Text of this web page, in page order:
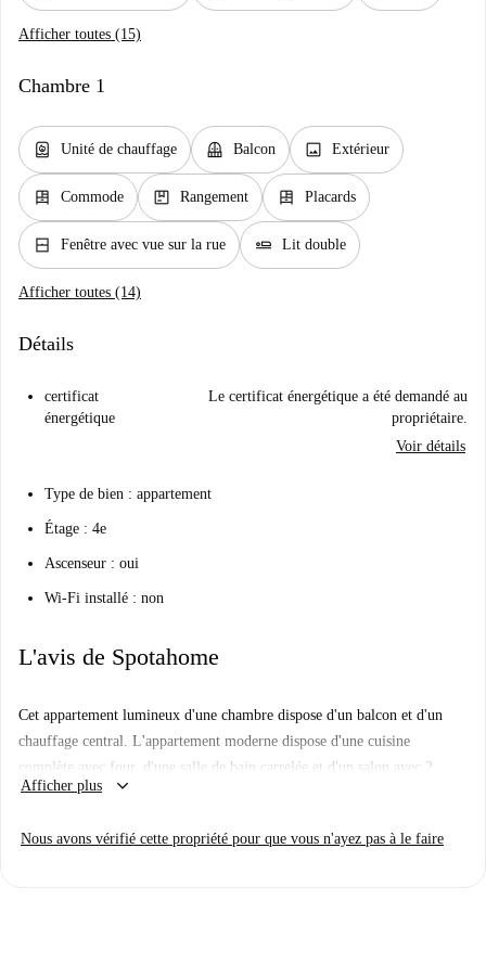
Afficher toutes (15)
Chambre 1
water_heater Unité de chauffage balcony Balcon image Extérieur
dresser Commode package Rangement dresser Placards
window_closed Fenêtre avec vue sur la rue airline_seat_flat Lit double
Afficher toutes (14)
Détails
certificat
énergétique
Le certificat énergétique a été demandé au
propriétaire.
Voir détails
Type de bien : appartement
Étage : 4e
Ascenseur : oui
Wi-Fi installé : non
L'avis de Spotahome
Cet appartement lumineux d'une chambre dispose d'un balcon et d'un
chauffage central. L'appartement moderne dispose d'une cuisine
complète avec four, d'une salle de bain carrelée et d'un salon avec 2
canapés.
Afficher plus keyboard_arrow_down
Nous avons vérifié cette propriété pour que vous n'ayez pas à le faire